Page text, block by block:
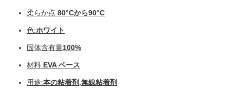
柔らか点:80°Cから90°C
色:ホワイト
固体含有量100%
材料:EVA ベース
用途:本の粘着剤,無線粘着剤